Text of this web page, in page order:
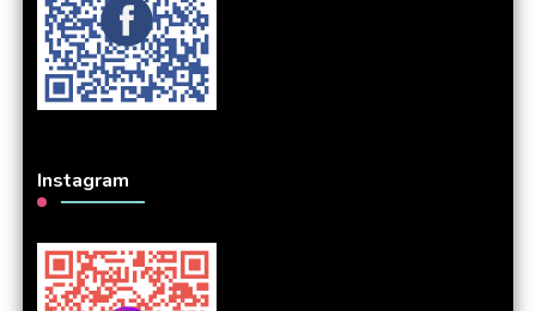
Instagram